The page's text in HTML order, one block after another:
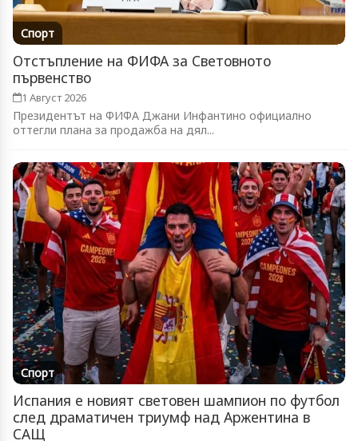
Спорт
Отстъпление на ФИФА за Световното
първенство
1 Август 2026
Президентът на ФИФА Джани Инфантино официално
оттегли плана за продажба на дял...
Спорт
Испания е новият световен шампион по футбол
след драматичен триумф над Аржентина в
САЩ